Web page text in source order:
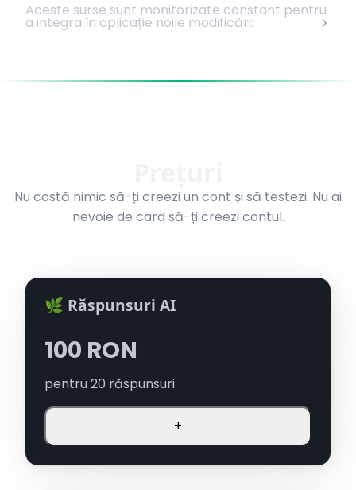
Aceste surse sunt monitorizate constant pentru
a integra în aplicație noile modificări:
Nu costă nimic să-ți creezi un cont și să testezi. Nu ai
nevoie de card să-ți creezi contul.
🌿 Răspunsuri AI
100 RON
pentru20 răspunsuri
+